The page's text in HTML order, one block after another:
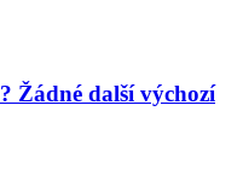
Žádné další výchozí